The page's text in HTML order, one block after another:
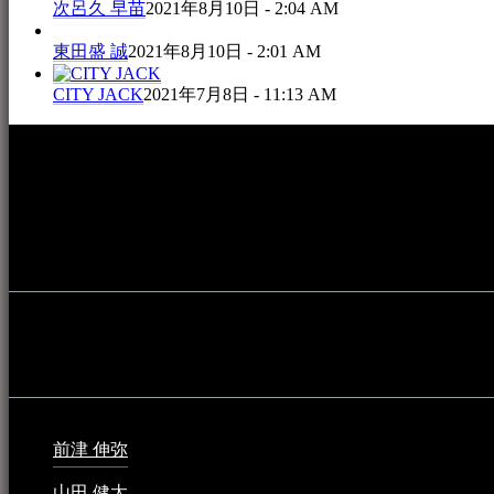
次呂久 早苗2021年8月10日 - 2:04 AM
東田盛 誠2021年8月10日 - 2:01 AM
CITY JACK2021年7月8日 - 11:13 AM
前津 伸弥